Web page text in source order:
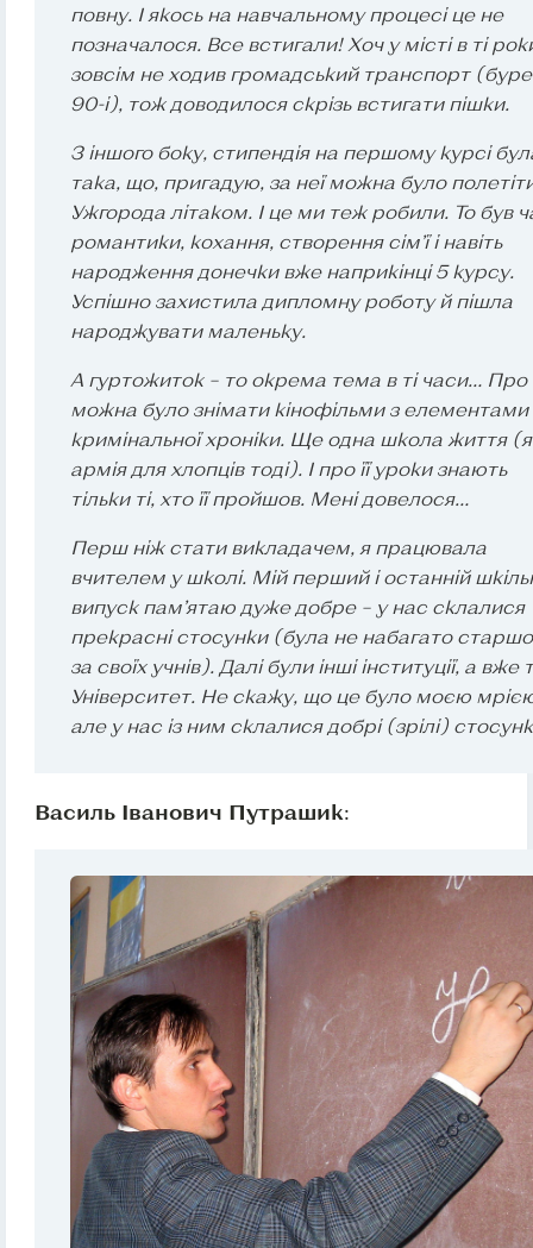
повну. І якось на навчальному процесі це не
позначалося. Все встигали! Хоч у місті в ті
зовсім не ходив громадський транспорт
90-і), тож доводилося скрізь встигати пішки.
З іншого боку, стипендія на першому курсі
така, що, пригадую, за неї можна було
Ужгорода літаком. І це ми теж робили. То був
романтики, кохання, створення сім’ї і навіть
народження донечки вже наприкінці 5 курсу.
Успішно захистила дипломну роботу й пішла
народжувати маленьку.
А гуртожиток – то окрема тема в ті часи… Про
можна було знімати кінофільми з елементами
кримінальної хроніки. Ще одна школа життя
армія для хлопців тоді). І про її уроки знають
тільки ті, хто її пройшов. Мені довелося…
Перш ніж стати викладачем, я працювала
вчителем у школі. Мій перший і останній
випуск пам’ятаю дуже добре – у нас склалися
прекрасні стосунки (була не набагато
за своїх учнів). Далі були інші інституції, а вже
Університет. Не скажу, що це було моєю
але у нас із ним склалися добрі (зрілі)
Василь Іванович Путрашик: